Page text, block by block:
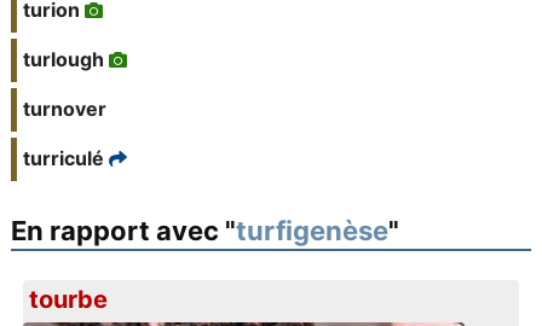
turion
turlough
turnover
turriculé
En rapport avec "turfigenèse"
tourbe